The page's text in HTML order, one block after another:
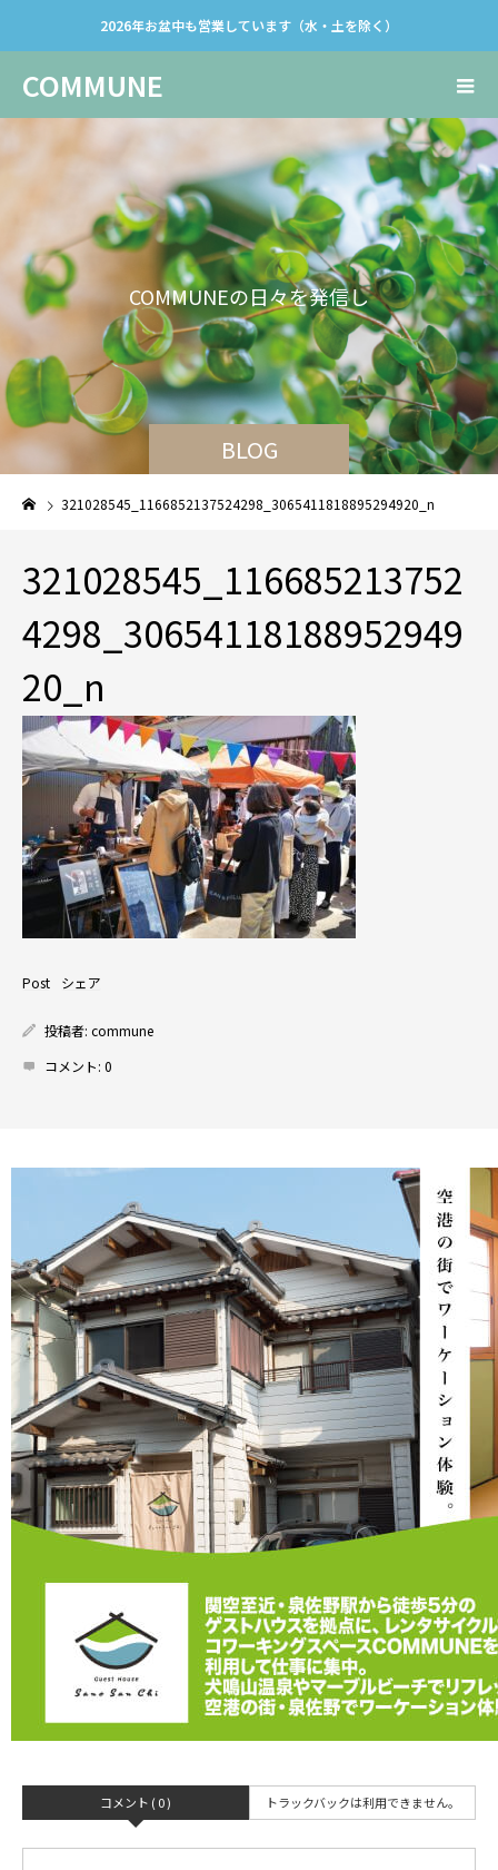
2026年お盆中も営業しています（水・土を除く）
COMMUNE
BLOG
COM UNEの日々を発信していきます。
321028545_1166852137524298_3065411818895294920_n
321028545_116685213752
4298_30654118188952949
20_n
Post シェア
投稿者: commune
コメント: 0
コメント ( 0 ) トラックバックは利用できません。